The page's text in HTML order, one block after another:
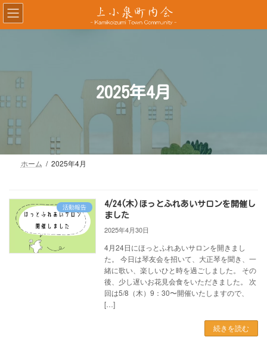
コ
ン
テ
ッ
ナ
ビ
ゲ
移
2025年4月
ホーム 2025年4月
活動報告
4/24(木)ほっとふれあいサロンを開催し
ました
2025年4月30日
4月24日にほっとふれあいサロンを開きまし
た。 今日は琴友会を招いて、大正琴を聞き、一
緒に歌い、楽しいひと時を過ごしました。 その
後、少し遅いお花見会食をいただきました。 次
回は5/8（木）9：30〜開催いたしますので、
[…]
続きを読む